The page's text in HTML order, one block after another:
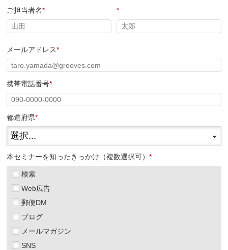
*
ご担当者名 *
*
メールアドレス
*
携帯電話番号
*
都道府県
*
本セミナーを知ったきっかけ（複数選択可）
検索
Web広告
郵便DM
ブログ
メールマガジン
SNS